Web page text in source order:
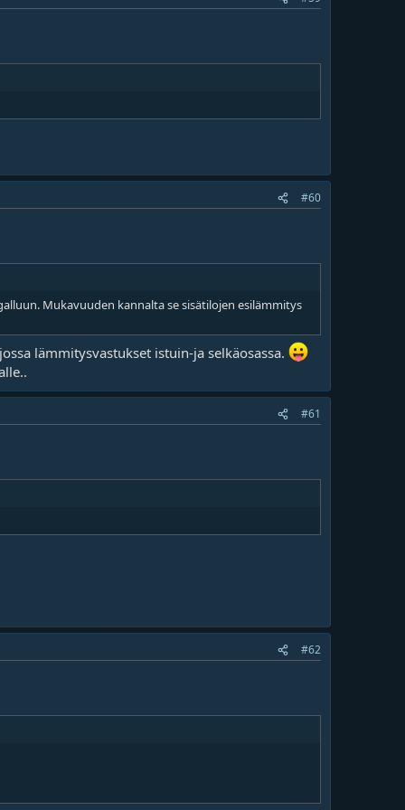
#60
Mukavuuden kannalta se sisätilojen esilämmitys
lämmitysvastukset istuin-ja selkäosassa.
#61
#62